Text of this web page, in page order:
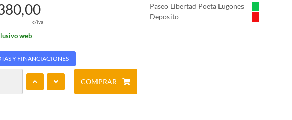
Paseo Libertad Poeta Lugones
Deposito
c/iva
web
Y FINANCIACIONES
COMPRAR